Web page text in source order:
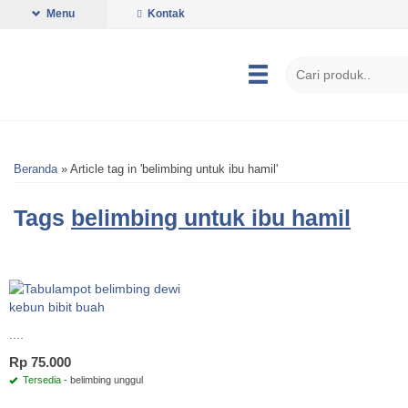
Menu Kontak
Beranda» Article tag in 'belimbing untuk ibu hamil'
Tags belimbing untuk ibu hamil
Rp 75.000
Tersedia - belimbing unggul